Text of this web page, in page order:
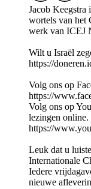
Jacob Keegstra
wortels van het
werk van ICEJ
Wilt u Israël
https://
Volg ons op
https://
Volg ons op
lezingen online.
https://
Leuk dat u
Internationale
Iedere
nieuwe